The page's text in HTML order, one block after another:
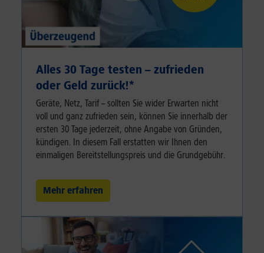
Alles 30 Tage testen – zufrieden
oder Geld zurück!⁠*
Geräte, Netz, Tarif – sollten Sie wider Erwarten nicht
voll und ganz zufrieden sein, können Sie innerhalb der
ersten 30 Tage jederzeit, ohne Angabe von Gründen,
kündigen. In diesem Fall erstatten wir Ihnen den
einmaligen Bereitstellungspreis und die Grundgebühr.
Mehr erfahren